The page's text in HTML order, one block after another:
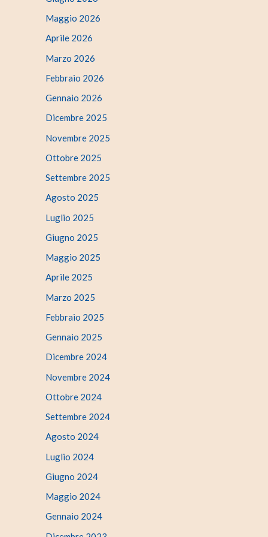
Maggio 2026
Aprile 2026
Marzo 2026
Febbraio 2026
Gennaio 2026
Dicembre 2025
Novembre 2025
Ottobre 2025
Settembre 2025
Agosto 2025
Luglio 2025
Giugno 2025
Maggio 2025
Aprile 2025
Marzo 2025
Febbraio 2025
Gennaio 2025
Dicembre 2024
Novembre 2024
Ottobre 2024
Settembre 2024
Agosto 2024
Luglio 2024
Giugno 2024
Maggio 2024
Gennaio 2024